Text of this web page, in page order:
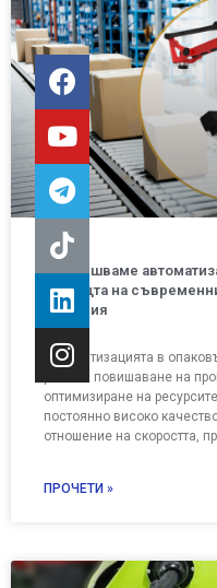
Извършваме
помощта на
решения
Автоматизацията в
роля за повишаване на
оптимизиране на
постоянно високо
отношение на скоростта,
ПРОЧЕТИ »